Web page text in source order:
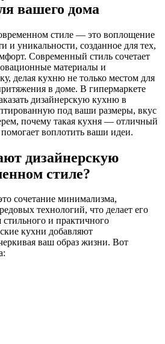
вашего дома
стиле — это воплощение
и уникальности, созданное для тех,
Современный стиль сочетает
материалы и
делая кухню не только местом для
в доме. В гипермаркете
дизайнерскую кухню в
под ваши размеры, вкус
почему такая кухня — отличный
воплотить ваши идеи.
дизайнерскую
стиле?
сочетание минимализма,
технологий, что делает его
и практичного
кухни добавляют
ваш образ жизни. Вот